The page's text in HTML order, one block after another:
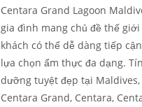
Centara Grand Lagoon
gia đình mang chủ đề thế
khách có thể dễ dàng tiếp
lựa chọn ẩm thực đa dạng.
dưỡng tuyệt đẹp tại
Centara Grand, Centara,